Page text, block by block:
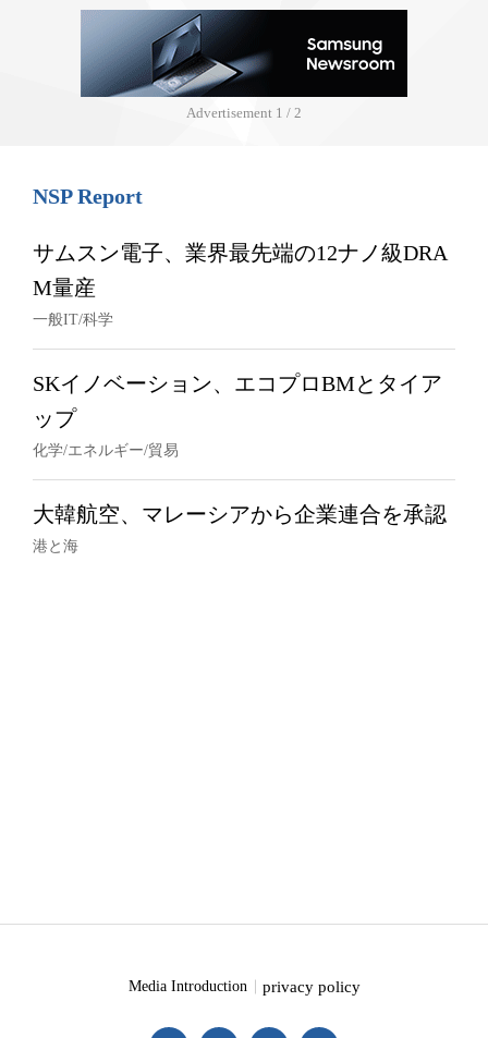
Advertisement 1 / 2
NSP Report
サムスン電子、業界最先端の12ナノ級DRA
M量産
一般IT/科学
SKイノベーション、エコプロBMとタイア
ップ
化学/エネルギー/貿易
大韓航空、マレーシアから企業連合を承認
港と海
Media Introduction privacy policy